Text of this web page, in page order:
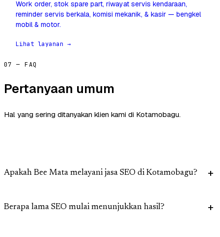
Work order, stok spare part, riwayat servis kendaraan,
reminder servis berkala, komisi mekanik, & kasir — bengkel
mobil & motor.
Lihat layanan →
07 — FAQ
Pertanyaan umum
Hal yang sering ditanyakan klien kami di Kotamobagu.
Apakah Bee Mata melayani jasa SEO di Kotamobagu?
Berapa lama SEO mulai menunjukkan hasil?